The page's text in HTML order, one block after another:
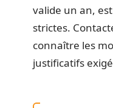
valide un an,
strictes.
connaître les
justificatifs